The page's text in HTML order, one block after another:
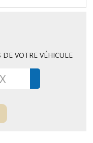
VOTRE VÉHICULE